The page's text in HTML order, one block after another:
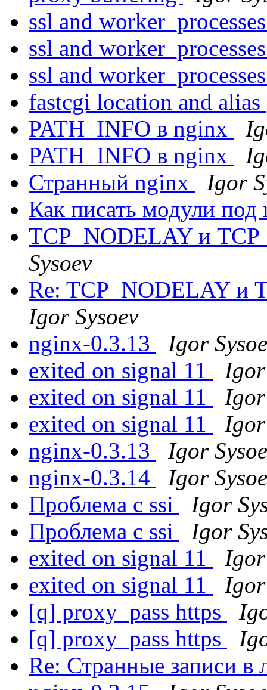
ssl and
ssl and
ssl and
fastcgi location and alias
PATH_INFO в nginx
PATH_INFO в nginx
Странный nginx
Igor
Как писать модули
TCP_NODELAY и
Sysoev
Re: TCP_NODELAY и
Igor Sysoev
nginx-0.3.13
Igor
exited on signal 11
Igor
exited on signal 11
Igor
exited on signal 11
Igor
nginx-0.3.13
Igor
nginx-0.3.14
Igor
Проблема с ssi
Igor
Проблема с ssi
Igor
exited on signal 11
Igor
exited on signal 11
Igor
[q] proxy_pass https
[q] proxy_pass https
Re: Странные записи в